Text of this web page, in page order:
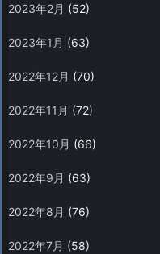
2023年2月 (52)
2023年1月 (63)
2022年12月 (70)
2022年11月 (72)
2022年10月 (66)
2022年9月 (63)
2022年8月 (76)
2022年7月 (58)